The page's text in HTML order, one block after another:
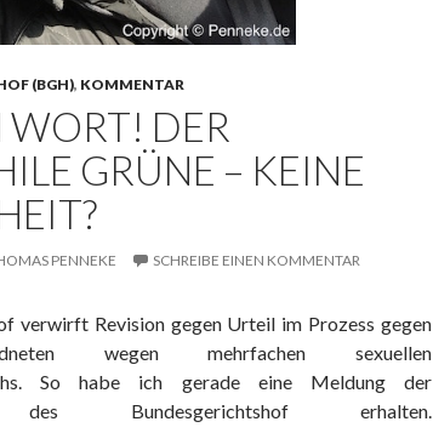
(BGH), KOMMENTAR
WORT! DER
GRÜNE – KEINE
PENNEKE SCHREIBE EINEN KOMMENTAR
verwirft Revision gegen Urteil im Prozess gegen
wegen mehrfachen sexuellen
So habe ich gerade eine Meldung der
des Bundesgerichtshof erhalten.